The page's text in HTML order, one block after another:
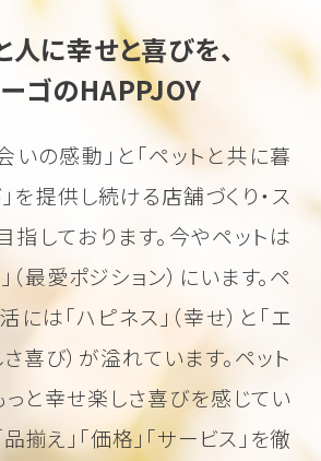
人に幸せと喜びを、
ゴのHAPPJOY
いの感動」と「ペットと共に暮
を提供し続ける店舗づくり・ス
指しております。 今やペットは
（最愛ポジション）にいます。ペ
には「ハピネス」（幸せ）と「エ
さ喜び）が溢れています。ペット
と幸せ楽しさ喜びを感じてい
品揃え」「価格」「サービス」を徹